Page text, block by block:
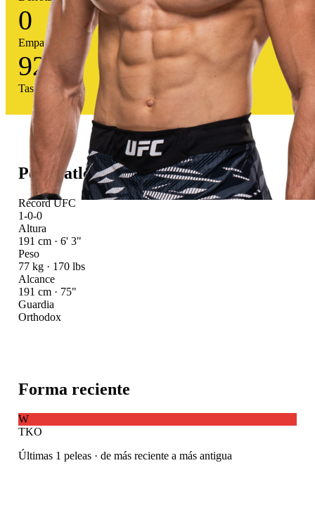
0
Empates
92 %
Tasa victoria
Perfil atlético
Récord UFC
1-0-0
Altura
191 cm · 6' 3"
Peso
77 kg · 170 lbs
Alcance
191 cm · 75"
Guardia
Orthodox
Forma reciente
W
TKO
Últimas 1 peleas · de más reciente a más antigua